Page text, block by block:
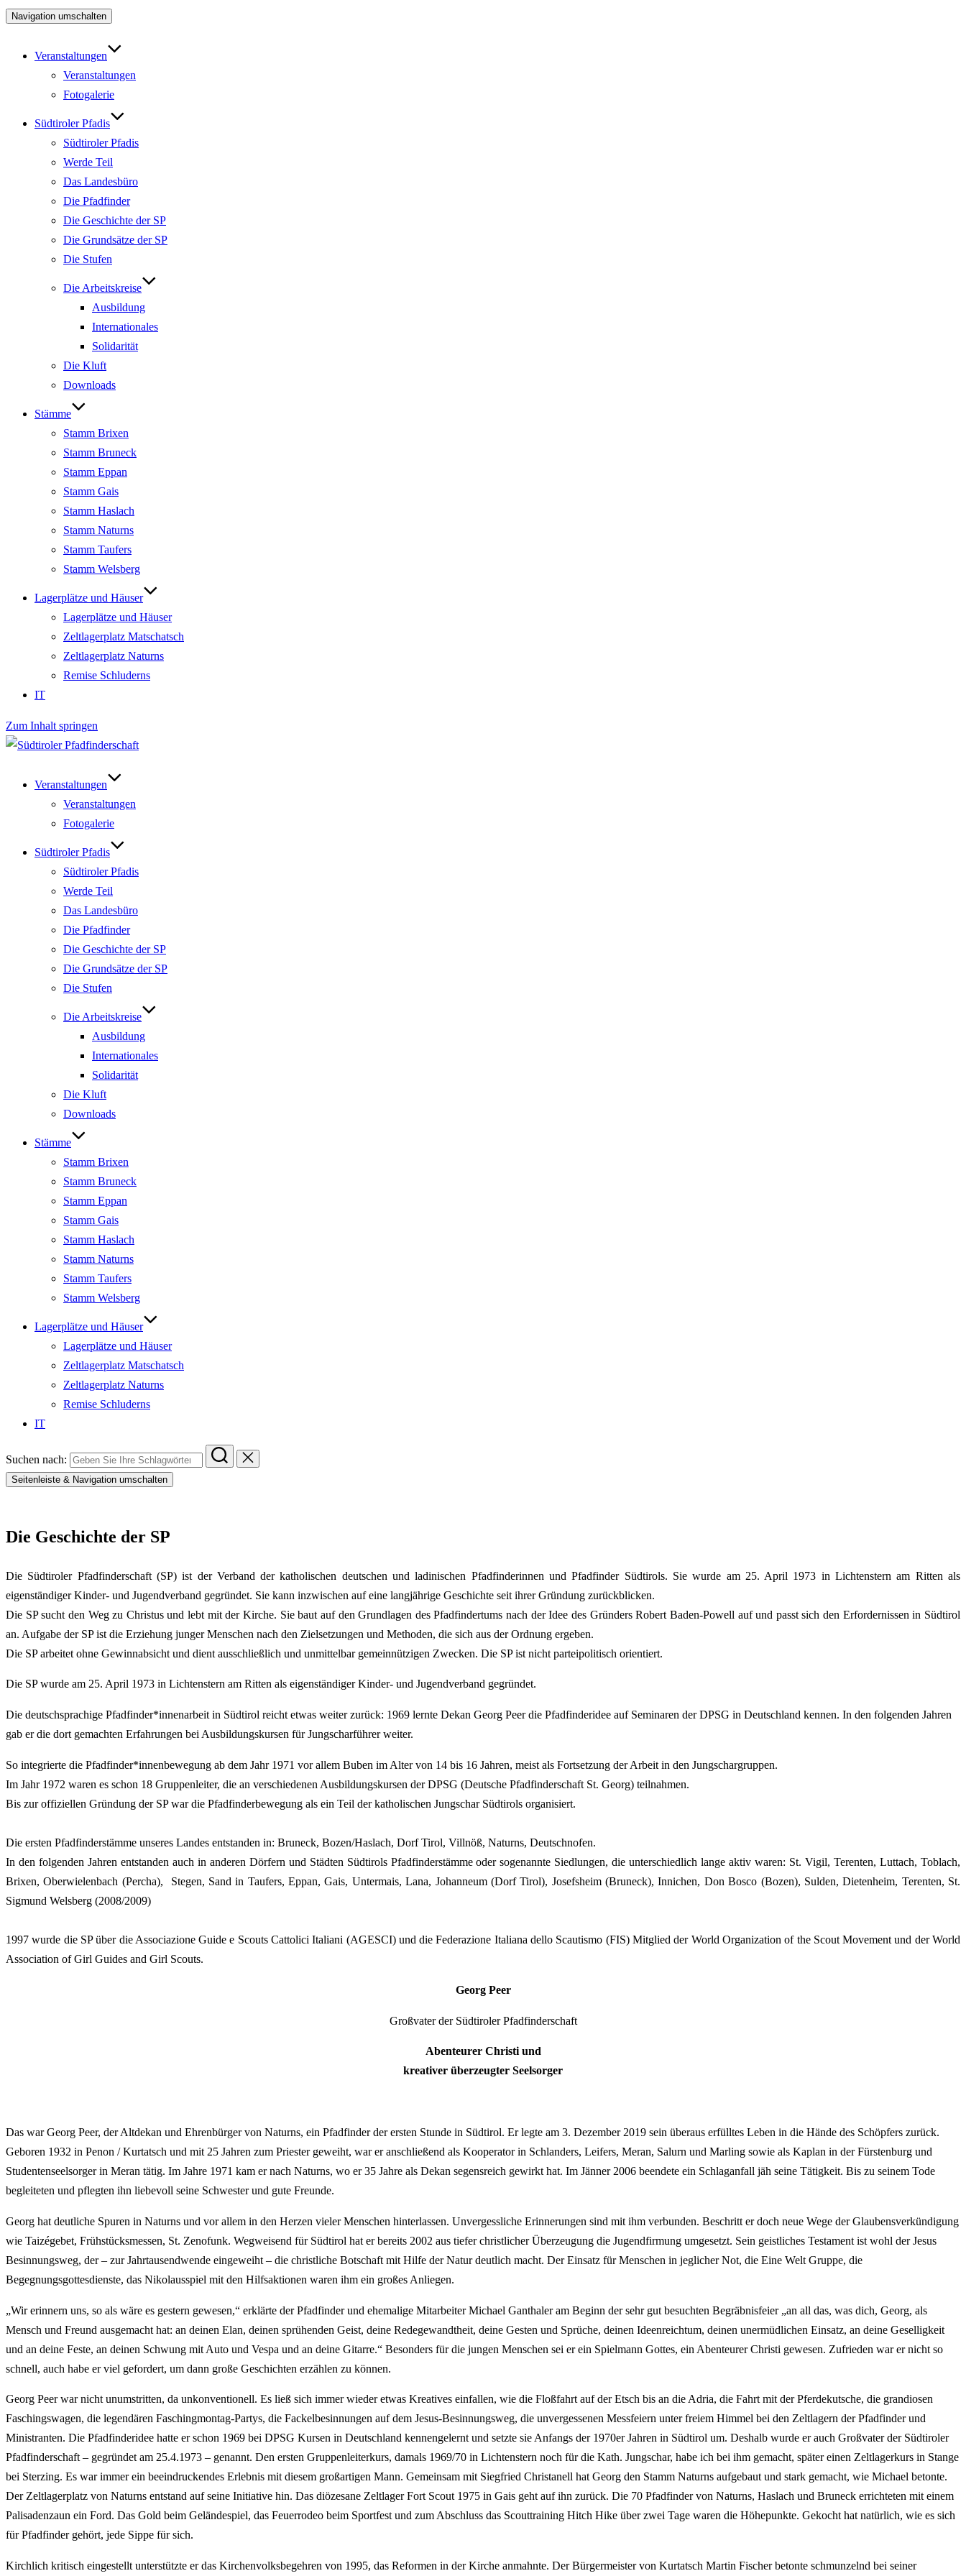
Navigation umschalten
Veranstaltungen
Veranstaltungen
Fotogalerie
Südtiroler Pfadis
Südtiroler Pfadis
Werde Teil
Das Landesbüro
Die Pfadfinder
Die Geschichte der SP
Die Grundsätze der SP
Die Stufen
Die Arbeitskreise
Ausbildung
Internationales
Solidarität
Die Kluft
Downloads
Stämme
Stamm Brixen
Stamm Bruneck
Stamm Eppan
Stamm Gais
Stamm Haslach
Stamm Naturns
Stamm Taufers
Stamm Welsberg
Lagerplätze und Häuser
Lagerplätze und Häuser
Zeltlagerplatz Matschatsch
Zeltlagerplatz Naturns
Remise Schluderns
IT
Zum Inhalt springen
Veranstaltungen
Veranstaltungen
Fotogalerie
Südtiroler Pfadis
Südtiroler Pfadis
Werde Teil
Das Landesbüro
Die Pfadfinder
Die Geschichte der SP
Die Grundsätze der SP
Die Stufen
Die Arbeitskreise
Ausbildung
Internationales
Solidarität
Die Kluft
Downloads
Stämme
Stamm Brixen
Stamm Bruneck
Stamm Eppan
Stamm Gais
Stamm Haslach
Stamm Naturns
Stamm Taufers
Stamm Welsberg
Lagerplätze und Häuser
Lagerplätze und Häuser
Zeltlagerplatz Matschatsch
Zeltlagerplatz Naturns
Remise Schluderns
IT
Suchen nach:
Seitenleiste & Navigation umschalten
Die Geschichte der SP
Die Südtiroler Pfadfinderschaft (SP) ist der Verband der katholischen deutschen und ladinischen Pfadfinderinnen und Pfadfinder Südtirols. Sie wurde am 25. April 1973 in Lichtenstern am Ritten als
eigenständiger Kinder- und Jugendverband gegründet. Sie kann inzwischen auf eine langjährige Geschichte seit ihrer Gründung zurückblicken.
Die SP sucht den Weg zu Christus und lebt mit der Kirche. Sie baut auf den Grundlagen des Pfadfindertums nach der Idee des Gründers Robert Baden-Powell auf und passt sich den Erfordernissen in Südtirol
an. Aufgabe der SP ist die Erziehung junger Menschen nach den Zielsetzungen und Methoden, die sich aus der Ordnung ergeben.
Die SP arbeitet ohne Gewinnabsicht und dient ausschließlich und unmittelbar gemeinnützigen Zwecken. Die SP ist nicht parteipolitisch orientiert.
Die SP wurde am 25. April 1973 in Lichtenstern am Ritten als eigenständiger Kinder- und Jugendverband gegründet.
Die deutschsprachige Pfadfinder*innenarbeit in Südtirol reicht etwas weiter zurück: 1969 lernte Dekan Georg Peer die Pfadfinderidee auf Seminaren der DPSG in Deutschland kennen. In den folgenden Jahren
gab er die dort gemachten Erfahrungen bei Ausbildungskursen für Jungscharführer weiter.
So integrierte die Pfadfinder*innenbewegung ab dem Jahr 1971 vor allem Buben im Alter von 14 bis 16 Jahren, meist als Fortsetzung der Arbeit in den Jungschargruppen.
Im Jahr 1972 waren es schon 18 Gruppenleiter, die an verschiedenen Ausbildungskursen der DPSG (Deutsche Pfadfinderschaft St. Georg) teilnahmen.
Bis zur offiziellen Gründung der SP war die Pfadfinderbewegung als ein Teil der katholischen Jungschar Südtirols organisiert.
Die ersten Pfadfinderstämme unseres Landes entstanden in: Bruneck, Bozen/Haslach, Dorf Tirol, Villnöß, Naturns, Deutschnofen.
In den folgenden Jahren entstanden auch in anderen Dörfern und Städten Südtirols Pfadfinderstämme oder sogenannte Siedlungen, die unterschiedlich lange aktiv waren: St. Vigil, Terenten, Luttach, Toblach,
Brixen, Oberwielenbach (Percha), Stegen, Sand in Taufers, Eppan, Gais, Untermais, Lana, Johanneum (Dorf Tirol), Josefsheim (Bruneck), Innichen, Don Bosco (Bozen), Sulden, Dietenheim, Terenten, St.
Sigmund Welsberg (2008/2009)
1997 wurde die SP über die Associazione Guide e Scouts Cattolici Italiani (AGESCI) und die Federazione Italiana dello Scautismo (FIS) Mitglied der World Organization of the Scout Movement und der World
Association of Girl Guides and Girl Scouts.
Georg Peer
Großvater der Südtiroler Pfadfinderschaft
Abenteurer Christi und
kreativer überzeugter Seelsorger
Das war Georg Peer, der Altdekan und Ehrenbürger von Naturns, ein Pfadfinder der ersten Stunde in Südtirol. Er legte am 3. Dezember 2019 sein überaus erfülltes Leben in die Hände des Schöpfers zurück.
Geboren 1932 in Penon / Kurtatsch und mit 25 Jahren zum Priester geweiht, war er anschließend als Kooperator in Schlanders, Leifers, Meran, Salurn und Marling sowie als Kaplan in der Fürstenburg und
Studentenseelsorger in Meran tätig. Im Jahre 1971 kam er nach Naturns, wo er 35 Jahre als Dekan segensreich gewirkt hat. Im Jänner 2006 beendete ein Schlaganfall jäh seine Tätigkeit. Bis zu seinem Tode
begleiteten und pflegten ihn liebevoll seine Schwester und gute Freunde.
Georg hat deutliche Spuren in Naturns und vor allem in den Herzen vieler Menschen hinterlassen. Unvergessliche Erinnerungen sind mit ihm verbunden. Beschritt er doch neue Wege der Glaubensverkündigung
wie Taizégebet, Frühstücksmessen, St. Zenofunk. Wegweisend für Südtirol hat er bereits 2002 aus tiefer christlicher Überzeugung die Jugendfirmung umgesetzt. Sein geistliches Testament ist wohl der Jesus
Besinnungsweg, der – zur Jahrtausendwende eingeweiht – die christliche Botschaft mit Hilfe der Natur deutlich macht. Der Einsatz für Menschen in jeglicher Not, die Eine Welt Gruppe, die
Begegnungsgottesdienste, das Nikolausspiel mit den Hilfsaktionen waren ihm ein großes Anliegen.
„Wir erinnern uns, so als wäre es gestern gewesen,“ erklärte der Pfadfinder und ehemalige Mitarbeiter Michael Ganthaler am Beginn der sehr gut besuchten Begräbnisfeier „an all das, was dich, Georg, als
Mensch und Freund ausgemacht hat: an deinen Elan, deinen sprühenden Geist, deine Redegewandtheit, deine Gesten und Sprüche, deinen Ideenreichtum, deinen unermüdlichen Einsatz, an deine Geselligkeit
und an deine Feste, an deinen Schwung mit Auto und Vespa und an deine Gitarre.“ Besonders für die jungen Menschen sei er ein Spielmann Gottes, ein Abenteurer Christi gewesen. Zufrieden war er nicht so
schnell, auch habe er viel gefordert, um dann große Geschichten erzählen zu können.
Georg Peer war nicht unumstritten, da unkonventionell. Es ließ sich immer wieder etwas Kreatives einfallen, wie die Floßfahrt auf der Etsch bis an die Adria, die Fahrt mit der Pferdekutsche, die grandiosen
Faschingswagen, die legendären Faschingmontag-Partys, die Fackelbesinnungen auf dem Jesus-Besinnungsweg, die unvergessenen Messfeiern unter freiem Himmel bei den Zeltlagern der Pfadfinder und
Ministranten. Die Pfadfinderidee hatte er schon 1969 bei DPSG Kursen in Deutschland kennengelernt und setzte sie Anfangs der 1970er Jahren in Südtirol um. Deshalb wurde er auch Großvater der Südtiroler
Pfadfinderschaft – gegründet am 25.4.1973 – genannt. Den ersten Gruppenleiterkurs, damals 1969/70 in Lichtenstern noch für die Kath. Jungschar, habe ich bei ihm gemacht, später einen Zeltlagerkurs in Stange
bei Sterzing. Es war immer ein beeindruckendes Erlebnis mit diesem großartigen Mann. Gemeinsam mit Siegfried Christanell hat Georg den Stamm Naturns aufgebaut und stark gemacht, wie Michael betonte.
Der Zeltlagerplatz von Naturns entstand auf seine Initiative hin. Das diözesane Zeltlager Fort Scout 1975 in Gais geht auf ihn zurück. Die 70 Pfadfinder von Naturns, Haslach und Bruneck errichteten mit einem
Palisadenzaun ein Ford. Das Gold beim Geländespiel, das Feuerrodeo beim Sportfest und zum Abschluss das Scouttraining Hitch Hike über zwei Tage waren die Höhepunkte. Gekocht hat natürlich, wie es sich
für Pfadfinder gehört, jede Sippe für sich.
Kirchlich kritisch eingestellt unterstützte er das Kirchenvolksbegehren von 1995, das Reformen in der Kirche anmahnte. Der Bürgermeister von Kurtatsch Martin Fischer betonte schmunzelnd bei seiner